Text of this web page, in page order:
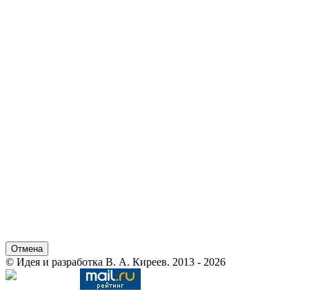
Отмена
© Идея и разработка В. А. Киреев. 2013 - 2026